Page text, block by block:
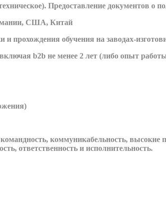
Предоставление документов о
США, Китай
прохождения обучения на заводах-
b2b не менее 2 лет (либо опыт
коммуникабельность,
ответственность и исполнительность.